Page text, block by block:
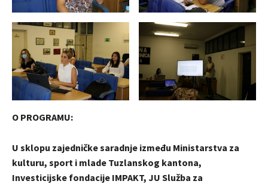
O PROGRAMU:
U sklopu zajedničke saradnje između Ministarstva za
kulturu, sport i mlade Tuzlanskog kantona,
Investicijske fondacije IMPAKT, JU Služba za